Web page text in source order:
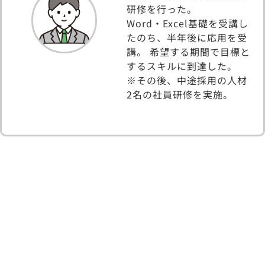
研修を行った。
Word・Excel基礎を受講し
たのち、半年後に応用を受
講。 希望する期間で目標と
するスキルに到達した。
※その後、中途採用の人材
2名の社員研修を実施。